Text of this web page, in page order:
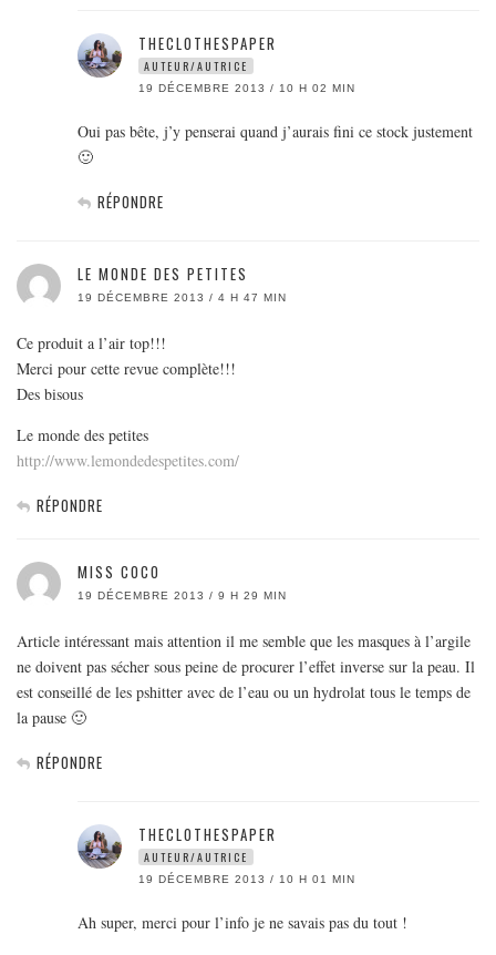
THECLOTHESPAPER
AUTEUR/AUTRICE
19 DÉCEMBRE 2013 / 10 H 02 MIN
Oui pas bête, j’y penserai quand j’aurais fini ce stock justement
🙂
RÉPONDRE
LE MONDE DES PETITES
19 DÉCEMBRE 2013 / 4 H 47 MIN
Ce produit a l’air top!!!
Merci pour cette revue complète!!!
Des bisous
Le monde des petites
http://www.lemondedespetites.com/
RÉPONDRE
MISS COCO
19 DÉCEMBRE 2013 / 9 H 29 MIN
Article intéressant mais attention il me semble que les masques à l’argile
ne doivent pas sécher sous peine de procurer l’effet inverse sur la peau. Il
est conseillé de les pshitter avec de l’eau ou un hydrolat tous le temps de
la pause 🙂
RÉPONDRE
THECLOTHESPAPER
AUTEUR/AUTRICE
19 DÉCEMBRE 2013 / 10 H 01 MIN
Ah super, merci pour l’info je ne savais pas du tout !